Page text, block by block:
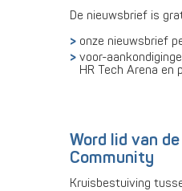
De nieuwsbrief is
onze nieuwsbrief
voor-
HR Tech Arena en
Word lid van
Community
Kruisbestuiving